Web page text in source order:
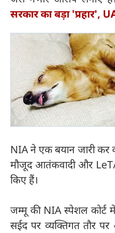
सरकार का बड़ा 'प्रहार',
NIA ने एक बयान जारी कर
मौजूद आतंकवादी और
किए हैं।
जम्मू की NIA स्पेशल कोर्ट में
सईद पर व्यक्तिगत तौर